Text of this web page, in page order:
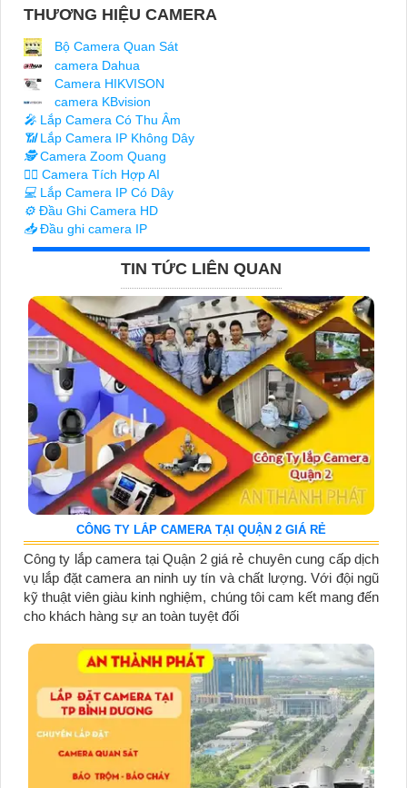
THƯƠNG HIỆU CAMERA
Bộ Camera Quan Sát
camera Dahua
Camera HIKVISON
camera KBvision
️🎤️ Lắp Camera Có Thu Âm
📶Lắp Camera IP Không Dây
🕵️Camera Zoom Quang
🧛‍♀️ Camera Tích Hợp AI
💻 Lắp Camera IP Có Dây
⚙️ Đầu Ghi Camera HD
📥Đầu ghi camera IP
TIN TỨC LIÊN QUAN
CÔNG TY LẮP CAMERA TẠI QUẬN 2 GIÁ RẺ
Công ty lắp camera tại Quận 2 giá rẻ chuyên cung cấp dịch
vụ lắp đặt camera an ninh uy tín và chất lượng. Với đội ngũ
kỹ thuật viên giàu kinh nghiệm, chúng tôi cam kết mang đến
cho khách hàng sự an toàn tuyệt đối